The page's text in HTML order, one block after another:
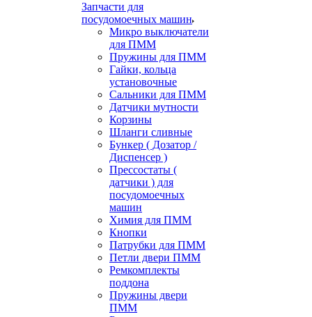
Запчасти для
посудомоечных машин
Микро выключатели
для ПММ
Пружины для ПММ
Гайки, кольца
установочные
Сальники для ПММ
Датчики мутности
Корзины
Шланги сливные
Бункер ( Дозатор /
Диспенсер )
Прессостаты (
датчики ) для
посудомоечных
машин
Химия для ПММ
Кнопки
Патрубки для ПММ
Петли двери ПММ
Ремкомплекты
поддона
Пружины двери
ПММ